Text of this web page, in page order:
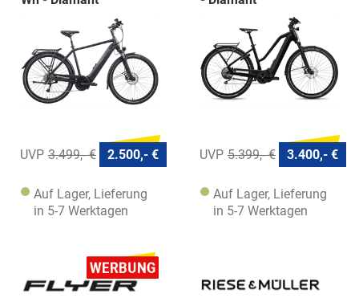
3.499,- € 2.500,- €
Auf Lager, Lieferung
in 5-7 Werktagen
5.399,- € 3.400,- €
Auf Lager, Lieferung
in 5-7 Werktagen